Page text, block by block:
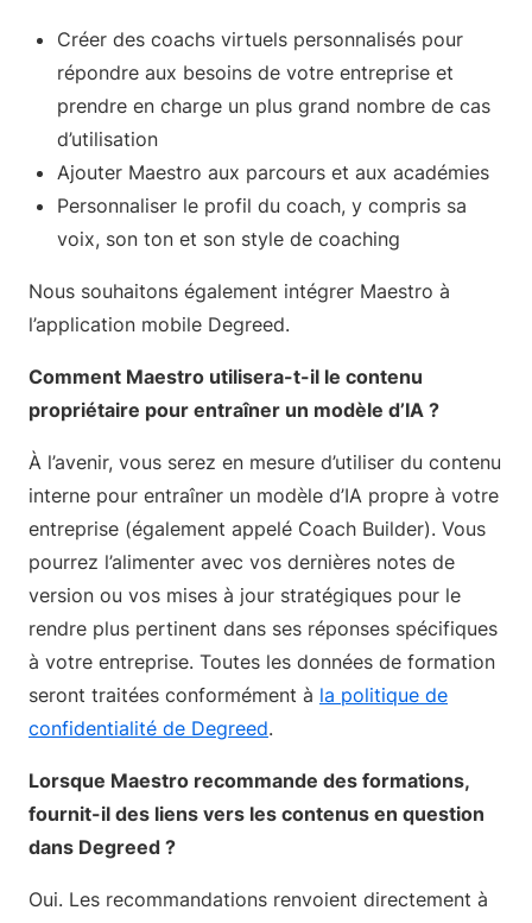
Créer des coachs virtuels personnalisés pour
répondre aux besoins de votre entreprise et
prendre en charge un plus grand nombre de cas
d’utilisation
Ajouter Maestro aux parcours et aux académies
Personnaliser le profil du coach, y compris sa
voix, son ton et son style de coaching
Nous souhaitons également intégrer Maestro à
l’application mobile Degreed.
Comment Maestro utilisera-t-il le contenu
propriétaire pour entraîner un modèle d’IA ?
À l’avenir, vous serez en mesure d’utiliser du contenu
interne pour entraîner un modèle d’IA propre à votre
entreprise (également appelé Coach Builder). Vous
pourrez l’alimenter avec vos dernières notes de
version ou vos mises à jour stratégiques pour le
rendre plus pertinent dans ses réponses spécifiques
à votre entreprise. Toutes les données de formation
seront traitées conformément à la politique de
confidentialité de Degreed.
Lorsque Maestro recommande des formations,
fournit-il des liens vers les contenus en question
dans Degreed ?
Oui. Les recommandations renvoient directement à